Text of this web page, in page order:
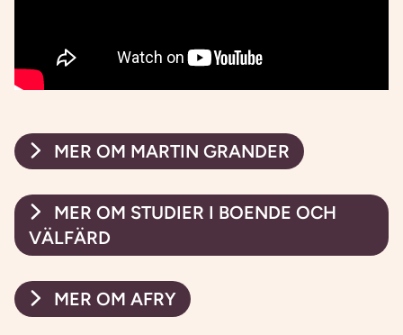
MER OM MARTIN GRANDER
MER OM STUDIER I BOENDE OCH
VÄLFÄRD
MER OM AFRY